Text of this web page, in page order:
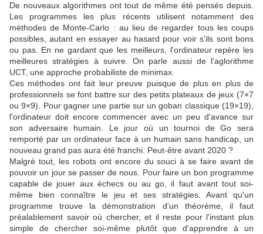
De nouveaux algorithmes ont tout de même été pensés depuis.
Les programmes les plus récents utilisent notamment des
méthodes de Monte-Carlo : au lieu de regarder tous les coups
possibles, autant en essayer au hasard pour voir s'ils sont bons
ou pas. En ne gardant que les meilleurs, l'ordinateur repère les
meilleures stratégies à suivre. On parle aussi de l'aglorithme
UCT, une approche probabiliste de minimax.
Ces méthodes ont fait leur preuve puisque de plus en plus de
professionnels se font battre sur des petits plateaux de jeux (7×7
ou 9×9). Pour gagner une partie sur un goban classique (19×19),
l'ordinateur doit encore commencer avec un peu d'avance sur
son adversaire humain. Le jour où un tournoi de Go sera
remporté par un ordinateur face à un humain sans handicap, un
nouveau grand pas aura été franchi. Peut-être avant 2020 ?
Malgré tout, les robots ont encore du souci à se faire avant de
pouvoir un jour se passer de nous. Pour faire un bon programme
capable de jouer aux échecs ou au go, il faut avant tout soi-
même bien connaître le jeu et ses stratégies. Avant qu'un
programme trouve la démonstration d'un théorème, il faut
préalablement savoir où chercher, et il reste pour l'instant plus
simple de chercher soi-même plutôt que d'apprendre à un